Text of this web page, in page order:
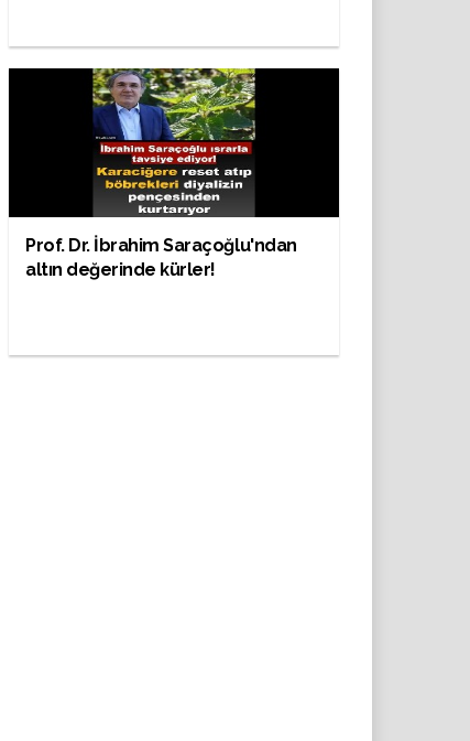
Prof. Dr. İbrahim Saraçoğlu'ndan
altın değerinde kürler!